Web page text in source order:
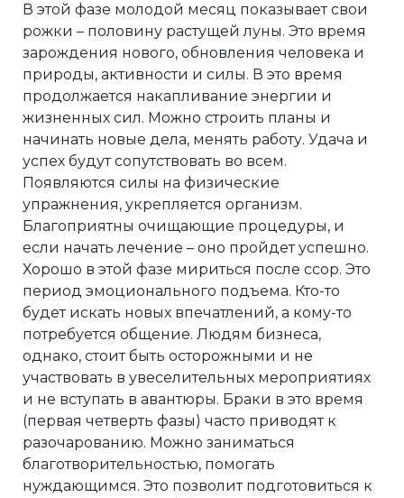
В этой фазе молодой месяц показывает свои
рожки – половину растущей луны. Это время
зарождения нового, обновления человека и
природы, активности и силы. В это время
продолжается накапливание энергии и
жизненных сил. Можно строить планы и
начинать новые дела, менять работу. Удача и
успех будут сопутствовать во всем.
Появляются силы на физические
упражнения, укрепляется организм.
Благоприятны очищающие процедуры, и
если начать лечение – оно пройдет успешно.
Хорошо в этой фазе мириться после ссор. Это
период эмоционального подъема. Кто-то
будет искать новых впечатлений, а кому-то
потребуется общение. Людям бизнеса,
однако, стоит быть осторожными и не
участвовать в увеселительных мероприятиях
и не вступать в авантюры. Браки в это время
(первая четверть фазы) часто приводят к
разочарованию. Можно заниматься
благотворительностью, помогать
нуждающимся. Это позволит подготовиться к